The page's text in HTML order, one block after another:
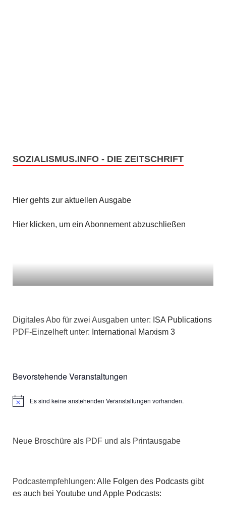
SOZIALISMUS.INFO - DIE ZEITSCHRIFT
Hier gehts zur aktuellen Ausgabe
Hier klicken, um ein Abonnement abzuschließen
Digitales Abo für zwei Ausgaben unter: ISA Publications
PDF-Einzelheft unter: International Marxism 3
Bevorstehende Veranstaltungen
HinweisEs sind keine anstehenden Veranstaltungen vorhanden.
Neue Broschüre als PDF und als Printausgabe
Podcastempfehlungen: Alle Folgen des Podcasts gibt
es auch bei Youtube und Apple Podcasts: